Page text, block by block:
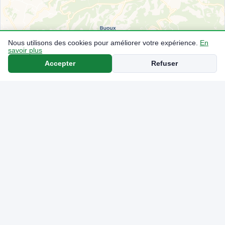
Nous utilisons des cookies pour améliorer votre expérience.
En
savoir plus
Accepter Refuser